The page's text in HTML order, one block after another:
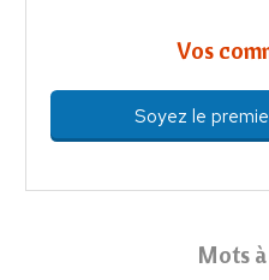
Vos
Soyez le
Mots